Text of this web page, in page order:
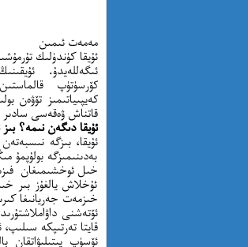
مەمەت ئىمىن
ئۇيقا كۈندۈلىك
ئىگەللەيدۇ.
كۆرسۈتۈپ
كەيپىياتىمىز تۆۋەن
قاتناش ۋەقەسى سادىر
ئۇيقا دىگەن نىمە؟
ئۇيقا، بىزگە
بەدىنىمىزگە بولۇپمۇ
خىل ئوخشىمىغان
ئۇخلاش يالغۇز بىر
خىزمەت جەريانىغا
ئۆتەشنى
قايتا تەرتىپكە
ئۆسۈپ يىتىلىۋاتقان